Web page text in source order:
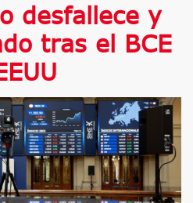
desfallece y
tras el BCE